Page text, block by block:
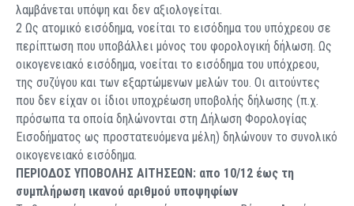
λαμβάνεται υπόψη και δεν αξιολογείται.
2 Ως ατομικό εισόδημα, νοείται το εισόδημα του υπόχρεου σε
περίπτωση που υποβάλλει μόνος του φορολογική δήλωση. Ως
οικογενειακό εισόδημα, νοείται το εισόδημα του υπόχρεου,
της συζύγου και των εξαρτώμενων μελών του. Οι αιτούντες
που δεν είχαν οι ίδιοι υποχρέωση υποβολής δήλωσης (π.χ.
πρόσωπα τα οποία δηλώνονται στη Δήλωση Φορολογίας
Εισοδήματος ως προστατευόμενα μέλη) δηλώνουν το συνολικό
οικογενειακό εισόδημα.
ΠΕΡΙΟΔΟΣ ΥΠΟΒΟΛΗΣ ΑΙΤΗΣΕΩΝ: απο 10/12 έως τη
συμπλήρωση ικανού αριθμού υποψηφίων